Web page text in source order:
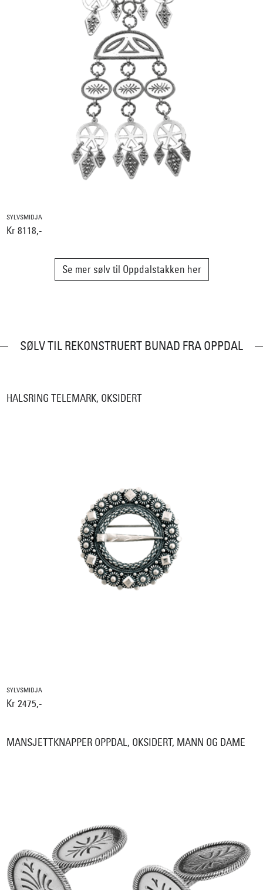
SYLVSMIDJA
Kr 8118,-
Se mer sølv til Oppdalstakken her
SØLV TIL REKONSTRUERT BUNAD FRA OPPDAL
HALSRING TELEMARK, OKSIDERT
SYLVSMIDJA
Kr 2475,-
MANSJETTKNAPPER OPPDAL, OKSIDERT, MANN OG DAME